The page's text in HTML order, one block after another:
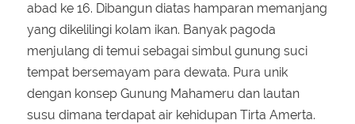
abad ke 16. Dibangun diatas hamparan memanjang
yang dikelilingi kolam ikan. Banyak pagoda
menjulang di temui sebagai simbul gunung suci
tempat bersemayam para dewata. Pura unik
dengan konsep Gunung Mahameru dan lautan
susu dimana terdapat air kehidupan Tirta Amerta.